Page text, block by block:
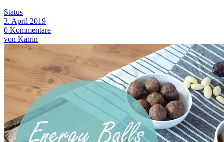
Status
3. April 2019
0 Kommentare
von Katrin